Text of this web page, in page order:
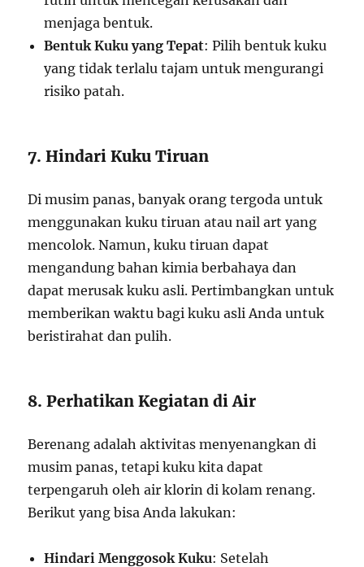
menjaga bentuk.
Bentuk Kuku yang Tepat: Pilih bentuk kuku
yang tidak terlalu tajam untuk mengurangi
risiko patah.
7. Hindari Kuku Tiruan
Di musim panas, banyak orang tergoda untuk
menggunakan kuku tiruan atau nail art yang
mencolok. Namun, kuku tiruan dapat
mengandung bahan kimia berbahaya dan
dapat merusak kuku asli. Pertimbangkan untuk
memberikan waktu bagi kuku asli Anda untuk
beristirahat dan pulih.
8. Perhatikan Kegiatan di Air
Berenang adalah aktivitas menyenangkan di
musim panas, tetapi kuku kita dapat
terpengaruh oleh air klorin di kolam renang.
Berikut yang bisa Anda lakukan:
Hindari Menggosok Kuku: Setelah